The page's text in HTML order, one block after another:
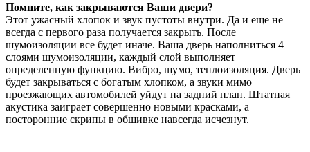
Помните, как закрываются Ваши двери?
Этот ужасный хлопок и звук пустоты внутри. Да и еще не
всегда с первого раза получается закрыть. После
шумоизоляции все будет иначе. Ваша дверь наполниться 4
слоями шумоизоляции, каждый слой выполняет
определенную функцию. Вибро, шумо, теплоизоляция. Дверь
будет закрываться с богатым хлопком, а звуки мимо
проезжающих автомобилей уйдут на задний план. Штатная
акустика заиграет совершенно новыми красками, а
посторонние скрипы в обшивке навсегда исчезнут.